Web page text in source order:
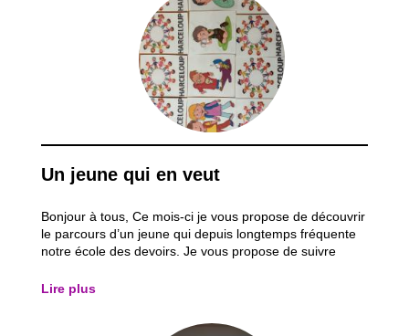
Un jeune qui en veut
Bonjour à tous, Ce mois-ci je vous propose de découvrir
le parcours d’un jeune qui depuis longtemps fréquente
notre école des devoirs. Je vous propose de suivre
phase plus ou moins longue de notre vie que nous
Lire plus